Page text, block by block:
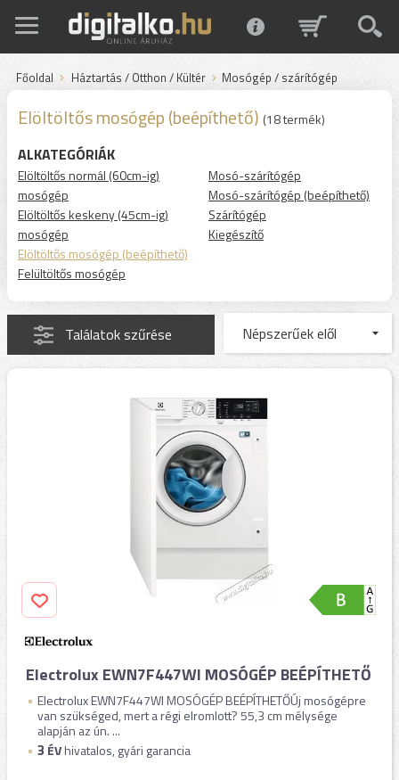
Főoldal Háztartás / Otthon / Kültér Mosógép / szárítógép
Elöltöltős mosógép (beépíthető) (18 termék)
ALKATEGÓRIÁK
Elöltöltős normál (60cm-ig)
mosógép
Elöltöltős keskeny (45cm-ig)
mosógép
Elöltöltős mosógép (beépíthető)
Felültöltős mosógép
Mosó-szárítógép
Mosó-szárítógép (beépíthető)
Szárítógép
Kiegészítő
Találatok szűrése
Electrolux EWN7F447WI MOSÓGÉP BEÉPÍTHETŐ
Electrolux EWN7F447WI MOSÓGÉP BEÉPÍTHETŐÚj mosógépre
van szükséged, mert a régi elromlott? 55,3 cm mélysége
alapján az ún. ...
3 ÉVhivatalos, gyári garancia